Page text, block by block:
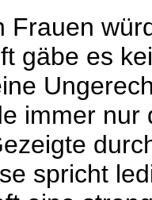
Frauen
gäbe es
immer
spricht